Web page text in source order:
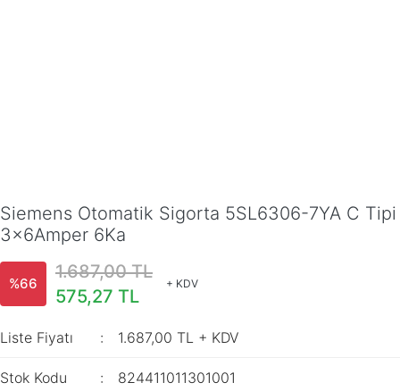
Siemens Otomatik Sigorta 5SL6306-7YA C Tipi
3x6Amper 6Ka
%66
1.687,00 TL
575,27 TL
+ KDV
Liste Fiyatı 1.687,00 TL + KDV
Stok Kodu 824411011301001